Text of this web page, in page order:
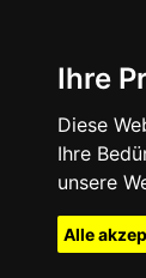
Ihre
Diese
Ihre
unsere
Alle